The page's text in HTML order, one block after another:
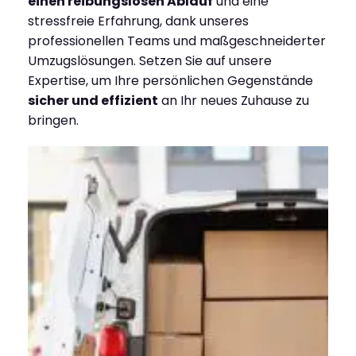
stressfreie Erfahrung, dank unseres
professionellen Teams und maßgeschneiderter
Umzugslösungen. Setzen Sie auf unsere
Expertise, um Ihre persönlichen Gegenstände
sicher und effizient an Ihr neues Zuhause zu
bringen.